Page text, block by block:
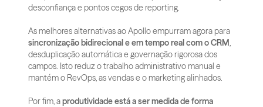
desconfiança e pontos cegos de reporting.
sincronização bidirecional e em tempo real com o CRM,
desduplicação automática e governação rigorosa dos
campos. Isto reduz o trabalho administrativo manual e
mantém o RevOps, as vendas e o marketing alinhados.
Por fim, a produtividade está a ser medida de forma